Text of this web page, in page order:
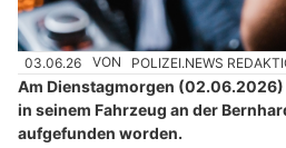
03.06.26 VON POLIZEI.NEWS
Am Dienstagmorgen
in seinem Fahrzeug an der
aufgefunden worden.